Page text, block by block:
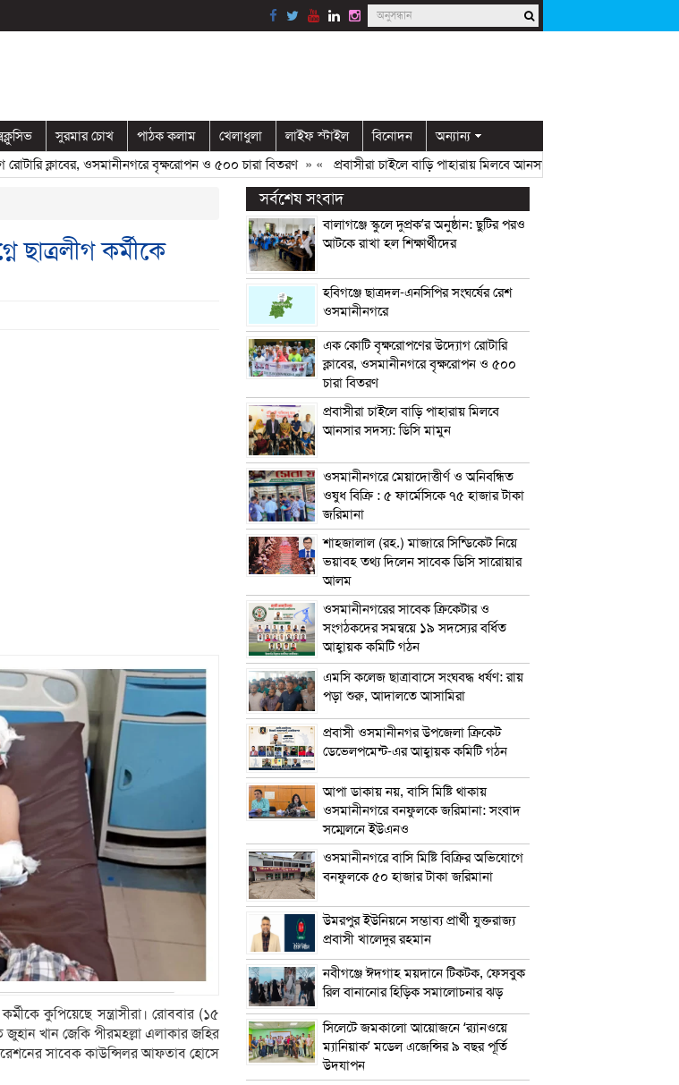
সুরমার চোখ পাঠক কলাম খেলাধুলা লাইফ স্টাইল বিনোদন অন্যান্য
ক্লাবের, ওসমানীনগরে বৃক্ষরোপন ও ৫০০ চারা বিতরণ» «প্রবাসীরা চাইলে বাড়ি পাহারায় মিলবে আনসার সদস্য: ডিসি মামুন
ছাত্রলীগ কর্মীকে
কুপিয়েছে সন্ত্রাসীরা। রোববার (১৫
খান জেকি পীরমহল্লা এলাকার জহির
সাবেক কাউন্সিলর আফতাব হোসে
সর্বশেষ সংবাদ
বালাগঞ্জে স্কুলে দুপ্রক’র অনুষ্ঠান: ছুটির পরও
আটকে রাখা হল শিক্ষার্থীদের
হবিগঞ্জে ছাত্রদল-এনসিপির সংঘর্ষের রেশ
ওসমানীনগরে
এক কোটি বৃক্ষরোপণের উদ্যোগ রোটারি
ক্লাবের, ওসমানীনগরে বৃক্ষরোপন ও ৫০০
চারা বিতরণ
প্রবাসীরা চাইলে বাড়ি পাহারায় মিলবে
আনসার সদস্য: ডিসি মামুন
ওসমানীনগরে মেয়াদোত্তীর্ণ ও অনিবন্ধিত
ওষুধ বিক্রি : ৫ ফার্মেসিকে ৭৫ হাজার টাকা
জরিমানা
শাহজালাল (রহ.) মাজারে সিন্ডিকেট নিয়ে
ভয়াবহ তথ্য দিলেন সাবেক ডিসি সারোয়ার
আলম
ওসমানীনগরের সাবেক ক্রিকেটার ও
সংগঠকদের সমন্বয়ে ১৯ সদস্যের বর্ধিত
আহ্বায়ক কমিটি গঠন
এম‌সি কলেজ ছাত্রাবাসে সংঘবদ্ধ ধর্ষণ: রায়
পড়া শুরু, আদালতে আসামিরা
প্রবাসী ওসমানীনগর উপজেলা ক্রিকেট
ডেভেলপমেন্ট-এর আহ্বায়ক কমিটি গঠন
আপা ডাকায় নয়, বাসি মিষ্টি থাকায়
ওসমানীনগরে বনফুলকে জরিমানা: সংবাদ
সম্মেলনে ইউএনও
ওসমানীনগরে বাসি মিষ্টি বিক্রির অভিযোগে
বনফুলকে ৫০ হাজার টাকা জরিমানা
উমরপুর ইউনিয়নে সম্ভাব্য প্রার্থী যুক্তরাজ্য
প্রবাসী খালেদুর রহমান
নবীগঞ্জে ঈদগাহ ময়দানে টিকটক, ফেসবুক
রিল বানানোর হিড়িক সমালোচনার ঝড়
সিলেটে জমকালো আয়োজনে ‘র‍্যানওয়ে
ম্যানিয়াক’ মডেল এজেন্সির ৯ বছর পূর্তি
উদযাপন